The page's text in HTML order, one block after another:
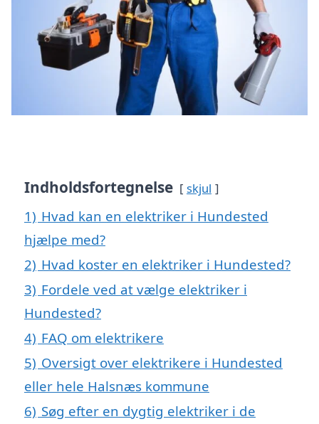
Indholdsfortegnelse skjul
1) Hvad kan en elektriker i Hundested
hjælpe med?
2) Hvad koster en elektriker i Hundested?
3) Fordele ved at vælge elektriker i
Hundested?
4) FAQ om elektrikere
5) Oversigt over elektrikere i Hundested
eller hele Halsnæs kommune
6) Søg efter en dygtig elektriker i de